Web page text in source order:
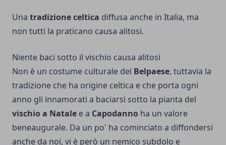
Una tradizione celtica diffusa anche in Italia, ma
non tutti la praticano causa alitosi.
Niente baci sotto il vischio causa alitosi
Non è un costume culturale del Belpaese, tuttavia la
tradizione che ha origine celtica e che porta ogni
anno gli innamorati a baciarsi sotto la pianta del
vischio a Natale e a Capodanno ha un valore
beneaugurale. Da un po' ha cominciato a diffondersi
anche da noi, vi è però un nemico subdolo e